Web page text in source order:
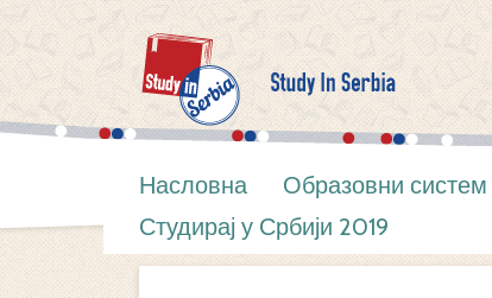
Насловна Образовни систем
Студирај у Србији 2019